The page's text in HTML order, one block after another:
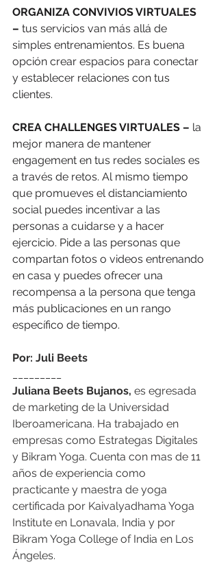
ORGANIZA CONVIVIOS VIRTUALES
– tus servicios van más allá de
simples entrenamientos. Es buena
opción crear espacios para conectar
y establecer relaciones con tus
clientes.
CREA CHALLENGES VIRTUALES – la
mejor manera de mantener
engagement en tus redes sociales es
a través de retos. Al mismo tiempo
que promueves el distanciamiento
social puedes incentivar a las
personas a cuidarse y a hacer
ejercicio. Pide a las personas que
compartan fotos o videos entrenando
en casa y puedes ofrecer una
recompensa a la persona que tenga
más publicaciones en un rango
específico de tiempo.
Por: Juli Beets
Juliana Beets Bujanos, es egresada
de marketing de la Universidad
Iberoamericana. Ha trabajado en
empresas como Estrategas Digitales
y Bikram Yoga. Cuenta con mas de 11
años de experiencia como
practicante y maestra de yoga
certificada por Kaivalyadhama Yoga
Institute en Lonavala, India y por
Bikram Yoga College of India en Los
Ángeles.